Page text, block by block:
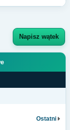
Napisz wątek
Ostatni